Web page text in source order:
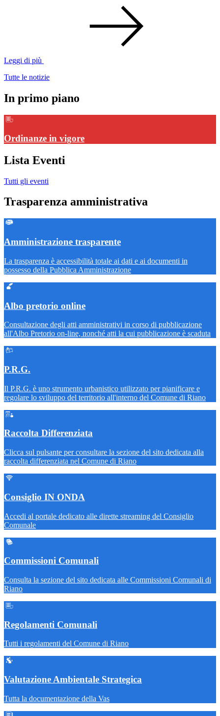
Leggi di più
Tutte le notizie
In primo piano
Ordinanze in vigore
Lista Eventi
Tutti gli eventi
Trasparenza amministrativa
Amministrazione trasparente
La trasparenza è accessibilità totale ai dati e ai documenti in
possesso della Pubblica Amministrazione
Albo pretorio online
Consultazione degli atti amministrativi in corso di pubblicazione
all'Albo Pretorio on-line, nonché atti la cui pubblicazione è scaduta
P.R.G.
Il P.R.G. è uno strumento urbanistico utilizzato per pianificare e
regolare lo sviluppo del territorio all'interno del Comune di Riano
Raccolta Differenziata
Clicca sul pulsante per consultare la sezione del sito dedicata alla
raccolta differenziata nel Comune di Riano
Consiglio IN ONDA
Accedi al portale dedicato alle dirette streaming del Consiglio
Comunale
Commissioni Comunali
Consulta la sezione del sito dedicata alle Commissioni Comunali di
Riano
Regolamenti Comunali
Tutti i regolamenti del Comune di Riano
Valutazione Ambientale Strategica
Tutta la documentazione della Vas